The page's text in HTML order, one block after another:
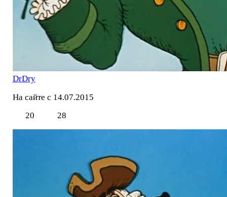
DrDry
На сайте с 14.07.2015
20
28